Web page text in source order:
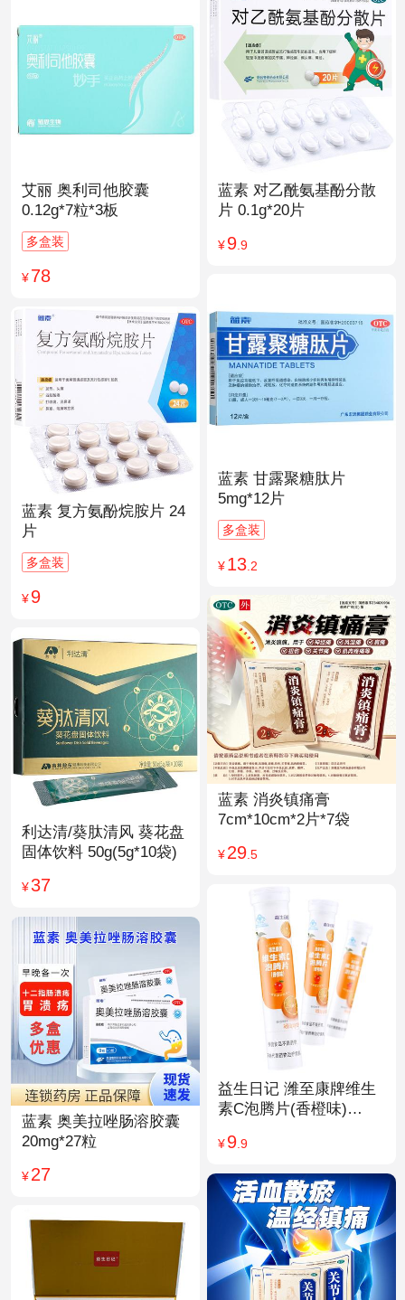
艾丽 奥利司他胶囊
0.12g*7粒*3板
多盒装
¥78
蓝素 对乙酰氨基酚分散
片 0.1g*20片
¥9.9
蓝素 甘露聚糖肽片
5mg*12片
多盒装
¥13.2
蓝素 复方氨酚烷胺片 24
片
多盒装
¥9
蓝素 消炎镇痛膏
7cm*10cm*2片*7袋
¥29.5
利达清/葵肽清风 葵花盘
固体饮料 50g(5g*10袋)
¥37
益生日记 潍至康牌维生
素C泡腾片(香橙味)
¥9.9
蓝素 奥美拉唑肠溶胶囊
20mg*27粒
¥27